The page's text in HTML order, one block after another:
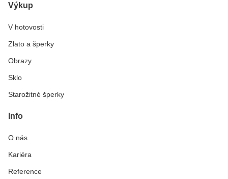
Výkup
V hotovosti
Zlato a šperky
Obrazy
Sklo
Starožitné šperky
Info
O nás
Kariéra
Reference